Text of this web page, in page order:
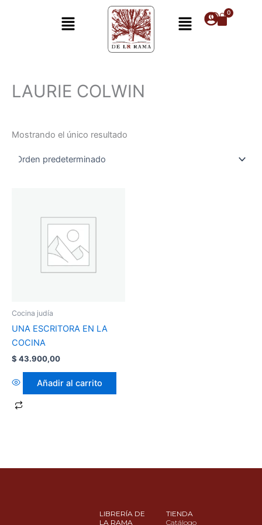
Menú Menú
LAURIE COLWIN
Mostrando el único resultado
Cocina judía
UNA ESCRITORA EN LA
COCINA
$ 43.900,00
Añadir al carrito
LIBRERÍA DE
LA RAMA
TIENDA
Catálogo